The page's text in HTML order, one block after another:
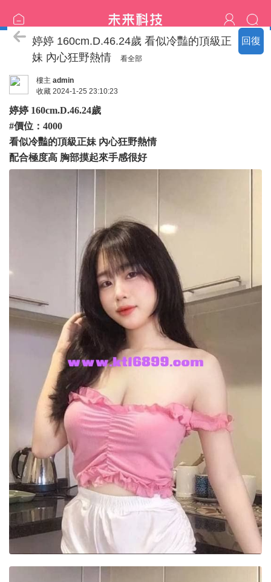
回復
臺中の名單
婷婷 160cm.D.46.24歲 看似冷豔的頂級正
妹 內心狂野熱情
看全部
樓主 admin
收藏 2024-1-25 23:10:23
婷婷 160cm.D.46.24歲
#價位：4000
看似冷豔的頂級正妹 內心狂野熱情
配合極度高 胸部摸起來手感很好